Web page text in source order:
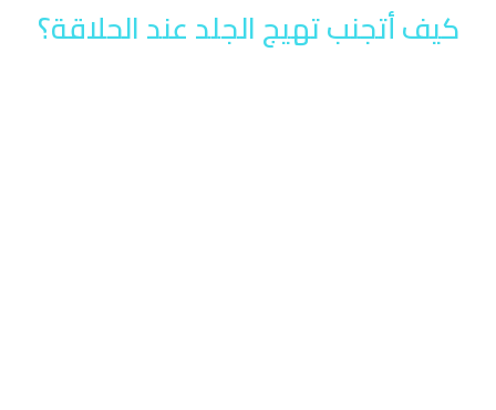
كيف أتجنب تهيج الجلد عند الحلاقة؟